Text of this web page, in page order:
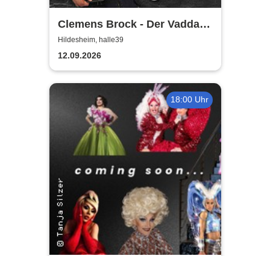
Clemens Brock - Der Vadda -
Früher war alles besser,
oder?
Hildesheim, halle39
12.09.2026
18:00 Uhr